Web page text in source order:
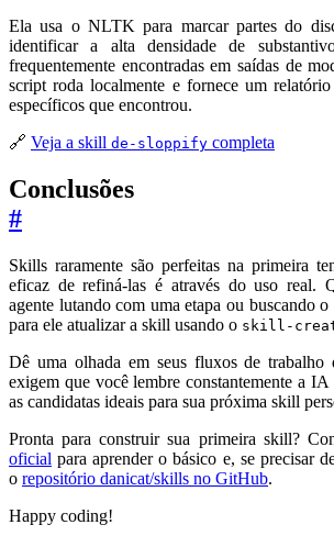
Ela usa o NLTK para marcar partes do
identificar a alta densidade de
frequentemente encontradas em saídas de
script roda localmente e fornece um
específicos que encontrou.
🔗 Veja a skill de-sloppify completa
Conclusões
#
Skills raramente são perfeitas na primeira
eficaz de refiná-las é através do uso real.
agente lutando com uma etapa ou buscando
para ele atualizar a skill usando o skill-
Dê uma olhada em seus fluxos de trabalho
exigem que você lembre constantemente a IA
as candidatas ideais para sua próxima skill
Pronta para construir sua primeira skill?
oficial para aprender o básico e, se precisar
o repositório danicat/skills no GitHub.
Happy coding!